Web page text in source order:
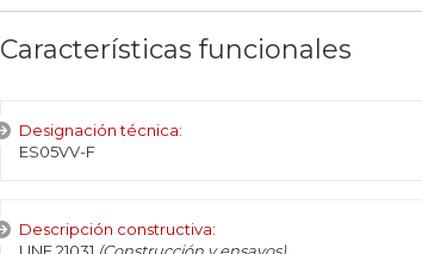
Características funcionales
Designación técnica:
ES05VV-F
Descripción constructiva: